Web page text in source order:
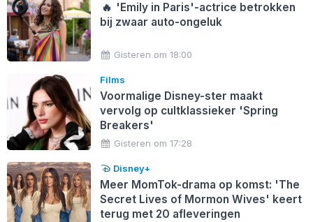
🔥 'Emily in Paris'-actrice betrokken
bij zwaar auto-ongeluk
Gisteren om 18:00
Films
Voormalige Disney-ster maakt
vervolg op cultklassieker 'Spring
Breakers'
Gisteren om 17:28
Disney+
Meer MomTok-drama op komst: 'The
Secret Lives of Mormon Wives' keert
terug met 20 afleveringen